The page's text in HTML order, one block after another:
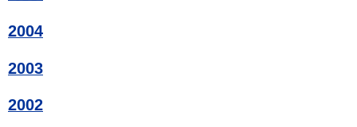
2004
2003
2002